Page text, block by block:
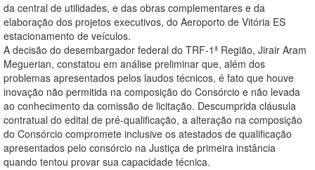
da central de utilidades, e das obras complementares e da
elaboração dos projetos executivos, do Aeroporto de Vitória ES
estacionamento de veículos.
A decisão do desembargador federal do TRF-1ª Região, Jirair Aram
Meguerian, constatou em análise preliminar que, além dos
problemas apresentados pelos laudos técnicos, é fato que houve
inovação não permitida na composição do Consórcio e não levada
ao conhecimento da comissão de licitação. Descumprida cláusula
contratual do edital de pré-qualificação, a alteração na composição
do Consórcio compromete inclusive os atestados de qualificação
apresentados pelo consórcio na Justiça de primeira instância
quando tentou provar sua capacidade técnica.